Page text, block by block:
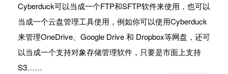
Cyber​​duck可以当成一个FTP和SFTP软件来使用，也可以
当成一个云盘管理工具使用，例如你可以使用Cyber​​duck
来管理OneDrive、Google Drive 和 Dropbox等网盘，还可
以当成一个支持对象存储管理软件，只要是市面上支持
S3……